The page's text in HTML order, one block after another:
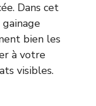
Dans cet
bien les
à votre
visibles.